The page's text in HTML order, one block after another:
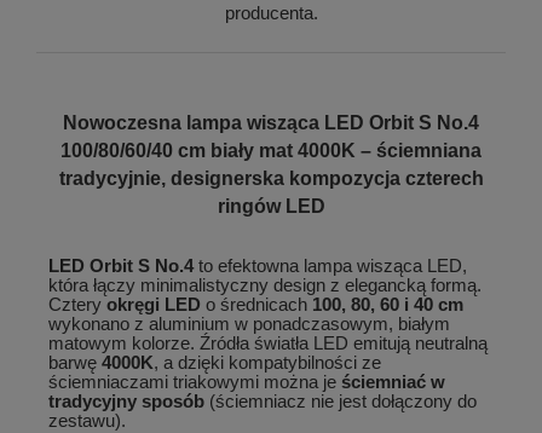
producenta.
Nowoczesna lampa wisząca LED Orbit S No.4
100/80/60/40 cm biały mat 4000K – ściemniana
tradycyjnie, designerska kompozycja czterech
ringów LED
LED Orbit S No.4to efektowna lampa wisząca LED,
która łączy minimalistyczny design z elegancką formą.
Cztery okręgi LED o średnicach 100, 80, 60 i 40 cm
wykonano z aluminium w ponadczasowym, białym
matowym kolorze. Źródła światła LED emitują neutralną
barwę 4000K, a dzięki kompatybilności ze
ściemniaczami triakowymi można je ściemniać w
tradycyjny sposób (ściemniacz nie jest dołączony do
zestawu).